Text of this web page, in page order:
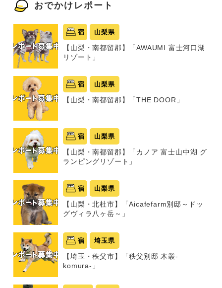
おでかけレポート
宿 山梨県
【山梨・南都留郡】「AWAUMI 富士河口湖
リゾート」
宿 山梨県
【山梨・南都留郡】「THE DOOR」
宿 山梨県
【山梨・南都留郡】「カノア 富士山中湖 グ
ランピングリゾート」
宿 山梨県
【山梨・北杜市】「Aicafefarm別邸～ドッ
グヴィラ八ヶ岳～」
宿 埼玉県
【埼玉・秩父市】「秩父別邸 木叢-
komura-」